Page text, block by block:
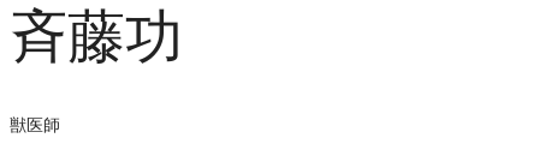
斉藤功
獣医師